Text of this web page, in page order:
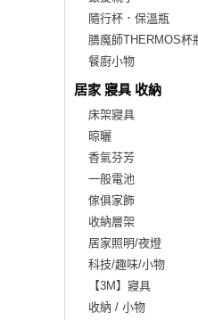
隨行杯．保溫瓶
膳魔師THERMOS杯
餐廚小物
居家 寢具 收納
床架寢具
晾曬
香氣芬芳
一般電池
傢俱家飾
收納層架
居家照明/夜燈
科技/趣味/小物
【3M】寢具
收納 / 小物